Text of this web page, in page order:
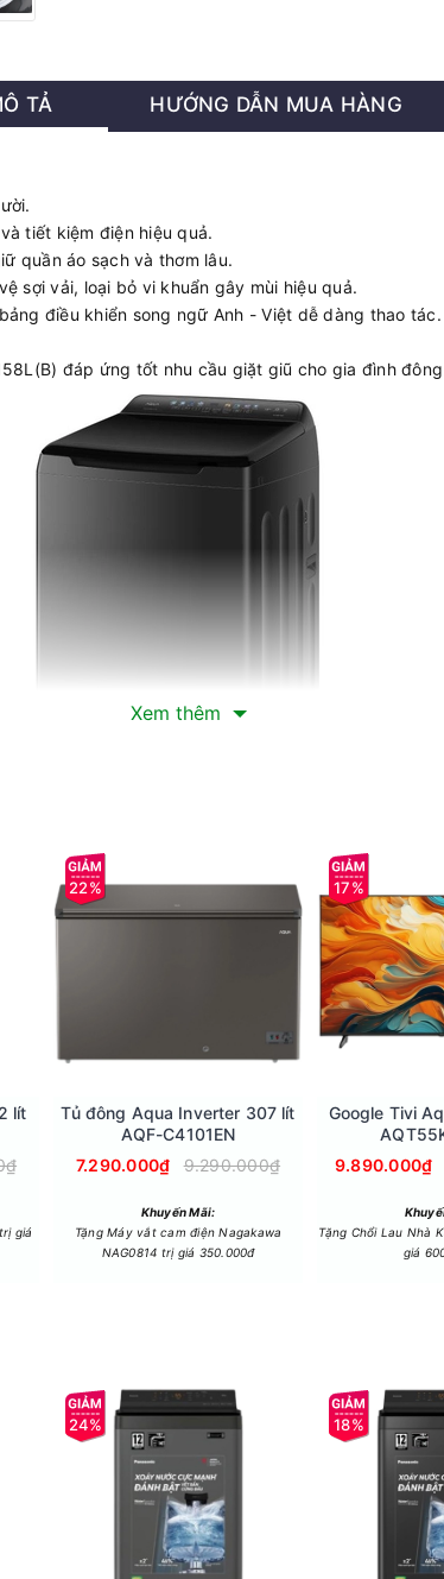
TẢ HƯỚNG DẪN MUA HÀNG
tiết kiệm điện hiệu quả.
quần áo sạch và thơm lâu.
sợi vải, loại bỏ vi khuẩn gây mùi hiệu quả.
điều khiển song ngữ Anh - Việt dễ dàng thao tác.
đáp ứng tốt nhu cầu giặt giũ cho gia đình
điện năng hiệu quả. Công nghệ inverter không
phù hợp với loại vải và mức độ bẩn. Lưu hương+
chịu, trong khi lồng giặt Pillow bảo vệ sợi vải, giúp
Xem thêm
lít
giá
22%
Tủ đông Aqua Inverter 307 lít
AQF-C4101EN
7.290.000₫
9.290.000₫
Khuyến Mãi:
Tặng Máy vắt cam điện Nagakawa
NAG0814 trị giá 350.000đ
17%
Google Tivi
9.890.000₫
Tặng Chổi Lau Nhà
giá
24% 18%